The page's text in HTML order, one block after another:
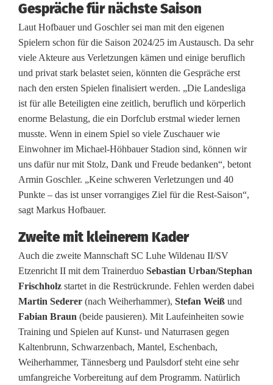
s
t
e
i
n
v
e
r
z
c
h
t
e
n
Gespräche für nächste Saison
Laut Hofbauer und Goschler sei man mit den eigenen
Spielern schon für die Saison 2024/25 im Austausch. Da sehr
viele Akteure aus Verletzungen kämen und einige beruflich
und privat stark belastet seien, könnten die Gespräche erst
nach den ersten Spielen finalisiert werden. „Die Landesliga
ist für alle Beteiligten eine zeitlich, beruflich und körperlich
enorme Belastung, die ein Dorfclub erstmal wieder lernen
musste. Wenn in einem Spiel so viele Zuschauer wie
Einwohner im Michael-Höhbauer Stadion sind, können wir
uns dafür nur mit Stolz, Dank und Freude bedanken“, betont
Armin Goschler. „Keine schweren Verletzungen und 40
Punkte – das ist unser vorrangiges Ziel für die Rest-Saison“,
sagt Markus Hofbauer.
Zweite mit kleinerem Kader
Auch die zweite Mannschaft SC Luhe Wildenau II/SV
Etzenricht II mit dem Trainerduo Sebastian Urban/Stephan
Frischholz startet in die Restrückrunde. Fehlen werden dabei
Martin Sederer (nach Weiherhammer), Stefan Weiß und
Fabian Braun (beide pausieren). Mit Laufeinheiten sowie
Training und Spielen auf Kunst- und Naturrasen gegen
Kaltenbrunn, Schwarzenbach, Mantel, Eschenbach,
Weiherhammer, Tännesberg und Paulsdorf steht eine sehr
umfangreiche Vorbereitung auf dem Programm. Natürlich